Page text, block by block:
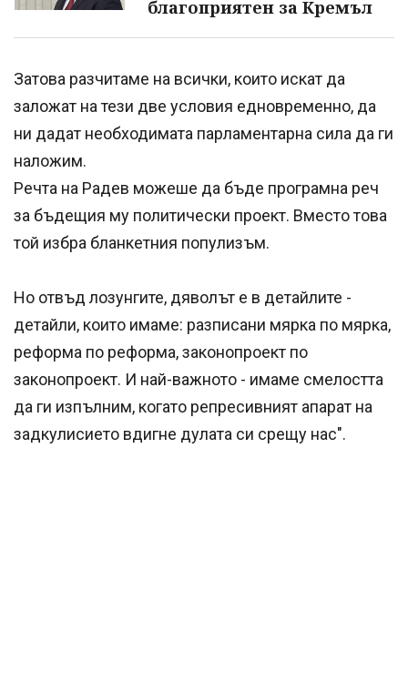
благоприятен за Кремъл
Затова разчитаме на всички, които искат да
заложат на тези две условия едновременно, да
ни дадат необходимата парламентарна сила да ги
наложим.
Речта на Радев можеше да бъде програмна реч
за бъдещия му политически проект. Вместо това
той избра бланкетния популизъм.
Но отвъд лозунгите, дяволът е в детайлите -
детайли, които имаме: разписани мярка по мярка,
реформа по реформа, законопроект по
законопроект. И най-важното - имаме смелостта
да ги изпълним, когато репресивният апарат на
задкулисието вдигне дулата си срещу нас".